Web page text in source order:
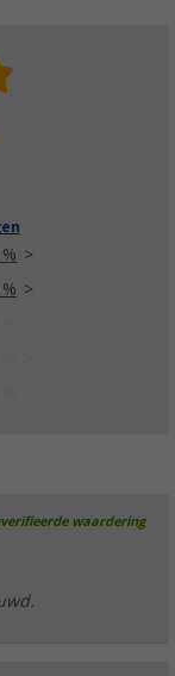
type A / H
waardering